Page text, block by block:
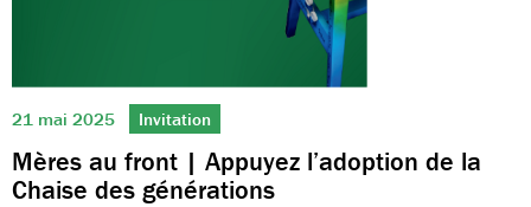
21 mai 2025 Invitation
Mères au front | Appuyez l’adoption de la
Chaise des générations